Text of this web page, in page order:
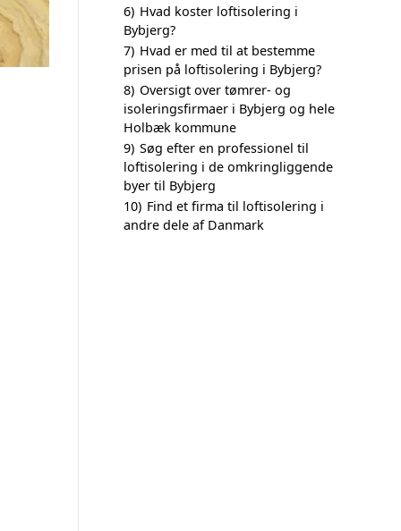
6) Hvad koster loftisolering i
Bybjerg?
7) Hvad er med til at bestemme
prisen på loftisolering i Bybjerg?
8) Oversigt over tømrer- og
isoleringsfirmaer i Bybjerg og hele
Holbæk kommune
9) Søg efter en professionel til
loftisolering i de omkringliggende
byer til Bybjerg
10) Find et firma til loftisolering i
andre dele af Danmark